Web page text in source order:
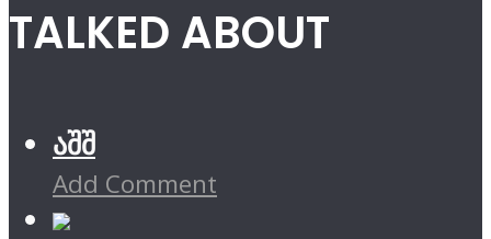
TALKED ABOUT
აშშ
Add Comment